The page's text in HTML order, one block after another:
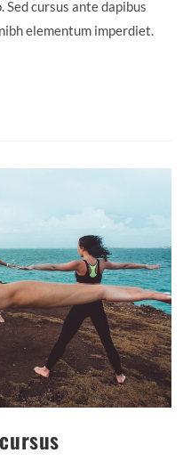
cursus ante dapibus
elementum imperdiet.